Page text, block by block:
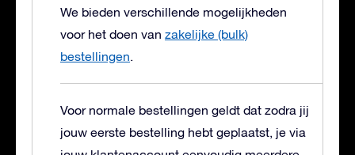
We bieden verschillende mogelijkheden
voor het doen van zakelijke (bulk)
bestellingen.
Voor normale bestellingen geldt dat zodra jij
jouw eerste bestelling hebt geplaatst, je via